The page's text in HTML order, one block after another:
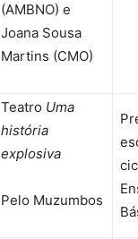
(AMBNO) e
Joana Sousa
Martins (CMO)
Teatro Uma
história
explosiva
Pelo Muzumbos